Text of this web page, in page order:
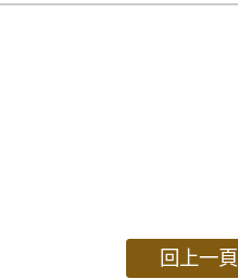
回上一頁